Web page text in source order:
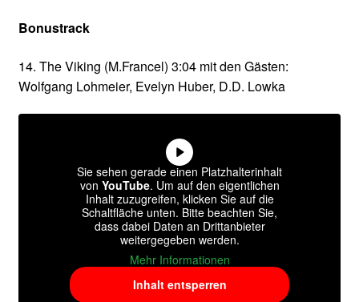
Bonustrack
14. The Viking (M.Francel) 3:04 mit den Gästen:
Wolfgang Lohmeier, Evelyn Huber, D.D. Lowka
Sie sehen gerade einen Platzhalterinhalt
von YouTube. Um auf den eigentlichen
Inhalt zuzugreifen, klicken Sie auf die
Schaltfläche unten. Bitte beachten Sie,
dass dabei Daten an Drittanbieter
weitergegeben werden.
Mehr Informationen
Inhalt entsperren